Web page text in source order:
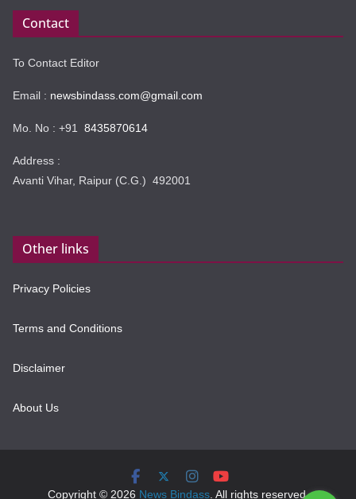
Contact
To Contact Editor
Email : newsbindass.com@gmail.com
Mo. No : +91 8435870614
Address :
Avanti Vihar, Raipur (C.G.) 492001
Other links
Privacy Policies
Terms and Conditions
Disclaimer
About Us
Copyright © 2026 News Bindass. All rights reserved.